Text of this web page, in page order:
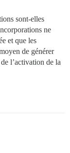
sont-elles
ne
et que les
de générer
l’activation de la